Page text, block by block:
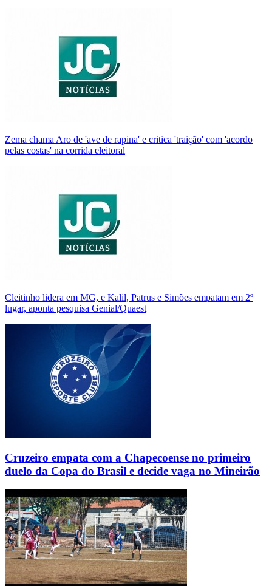
Zema chama Aro de 'ave de rapina' e critica 'traição' com 'acordo
pelas costas' na corrida eleitoral
Cleitinho lidera em MG, e Kalil, Patrus e Simões empatam em 2º
lugar, aponta pesquisa Genial/Quaest
Cruzeiro empata com a Chapecoense no primeiro
duelo da Copa do Brasil e decide vaga no Mineirão